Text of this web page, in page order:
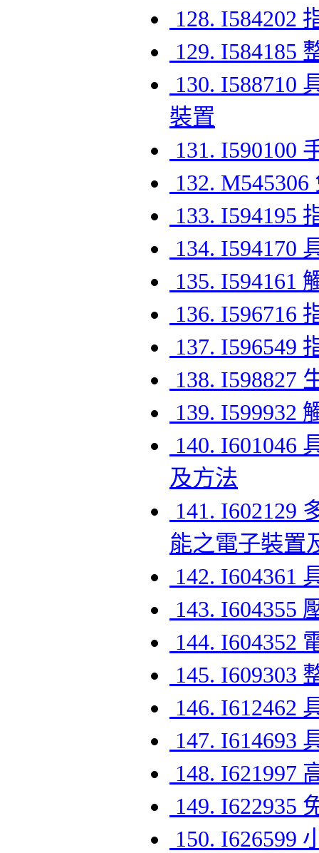
128. I584202
129. I584185
130. I588710
裝置
131. I590100
132.
133. I594195
134. I594170
135. I594161
136. I596716
137. I596549
138. I598827
139. I599932
140. I601046
及方法
141. I602129
能之電子裝置
142. I604361
143. I604355
144. I604352
145. I609303
146. I612462
147. I614693
148. I621997
149. I622935
150. I626599